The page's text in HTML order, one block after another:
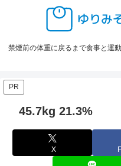
禁煙前の体重に戻るまで食事と運
PR
45.7kg 21.3%
X